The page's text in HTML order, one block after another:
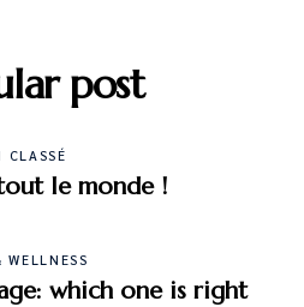
post
CLASSÉ
le monde !
WELLNESS
which one is right